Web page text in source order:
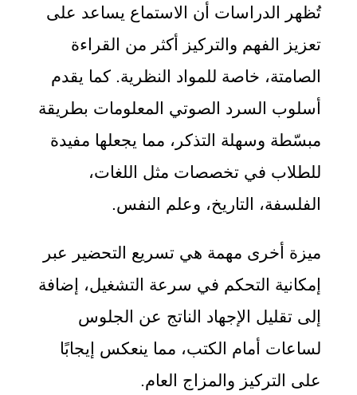
تُظهر الدراسات أن الاستماع يساعد على
تعزيز الفهم والتركيز أكثر من القراءة
الصامتة، خاصة للمواد النظرية. كما يقدم
أسلوب السرد الصوتي المعلومات بطريقة
مبسّطة وسهلة التذكر، مما يجعلها مفيدة
للطلاب في تخصصات مثل اللغات،
الفلسفة، التاريخ، وعلم النفس.
ميزة أخرى مهمة هي تسريع التحضير عبر
إمكانية التحكم في سرعة التشغيل، إضافة
إلى تقليل الإجهاد الناتج عن الجلوس
لساعات أمام الكتب، مما ينعكس إيجابًا
على التركيز والمزاج العام.